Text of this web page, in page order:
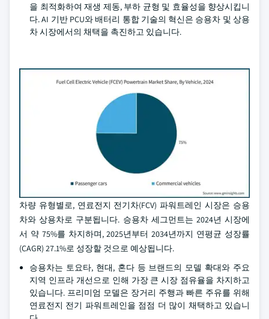
을 최적화하여 재생 제동, 부하 균형 및 효율성을 향상시킵니
다. AI 기반 PCU와 배터리 통합 기술의 혁신은 승용차 및 상용
차 시장에서의 채택을 촉진하고 있습니다.
차량 유형별로, 연료전지 전기차(FCV) 파워트레인 시장은 승용
차와 상용차로 구분됩니다. 승용차 세그먼트는 2024년 시장에
서 약 75%를 차지하며, 2025년부터 2034년까지 연평균 성장률
(CAGR) 27.1%로 성장할 것으로 예상됩니다.
승용차는 토요타, 현대, 혼다 등 브랜드의 모델 확대와 주요
지역 인프라 개선으로 인해 가장 큰 시장 점유율을 차지하고
있습니다. 프리미엄 모델은 장거리 주행과 빠른 주유를 위해
연료전지 전기 파워트레인을 점점 더 많이 채택하고 있습니